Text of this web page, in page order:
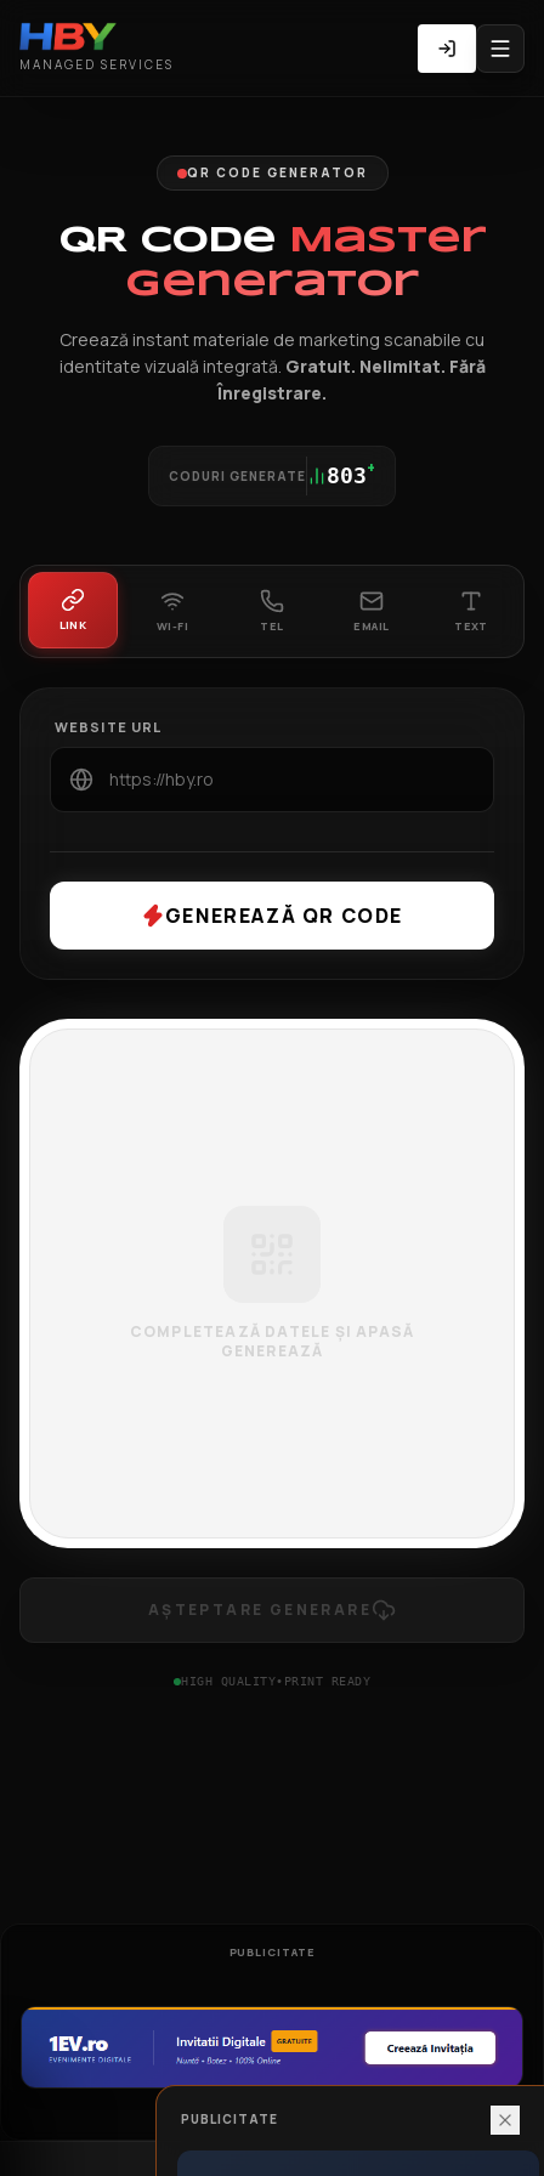
MANAGED SERVICES
QR CODE GENERATOR
QR Code
Master
Generator
Creează instant materiale de marketing scanabile cu
identitate vizuală integrată. Gratuit. Nelimitat. Fără
Înregistrare.
CODURI GENERATE 803+
LINK WI-FI TEL EMAIL TEXT
WEBSITE URL
GENEREAZĂ QR CODE
COMPLETEAZĂ DATELE ȘI APASĂ
GENEREAZĂ
AȘTEPTARE GENERARE
HIGH QUALITY• PRINT READY
PUBLICITATE
PUBLICITATE